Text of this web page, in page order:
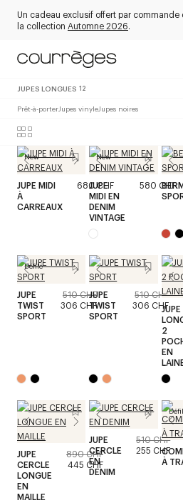
Un cadeau exclusif offert par commande
la collection Automne 2026.
JUPES LONGUES 12
Prêt-à-porterJupes vinyleJupes noires
New
JUPE MIDI
À
CARREAUX
680 CHF
New
JUPE
MIDI EN
DENIM
VINTAGE
580 CHF
Défilé
JUPE
TWIST
SPORT
510 CHF
306 CHF
JUPE
TWIST
SPORT
510 CHF
306 CHFJUPE
2
EN
JUPE
CERCLE
LONGUE
EN
MAILLE
890 CHF
445 CHF
JUPE
CERCLE
EN
DENIM
510 CHF
255 CHF
À